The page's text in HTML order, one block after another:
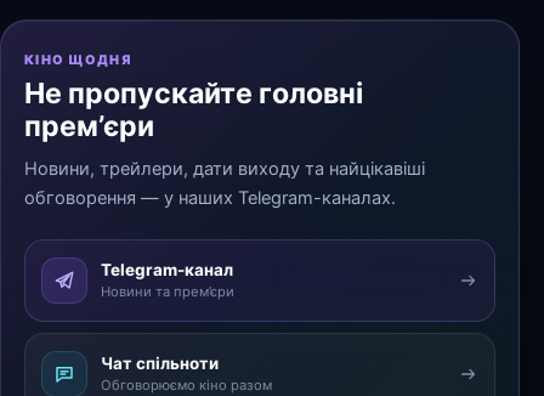
КІНО ЩОДНЯ
Не пропускайте головні
прем’єри
Новини, трейлери, дати виходу та найцікавіші
обговорення — у наших Telegram-каналах.
Telegram-канал
Новини та прем’єри
Чат спільноти
Обговорюємо кіно разом